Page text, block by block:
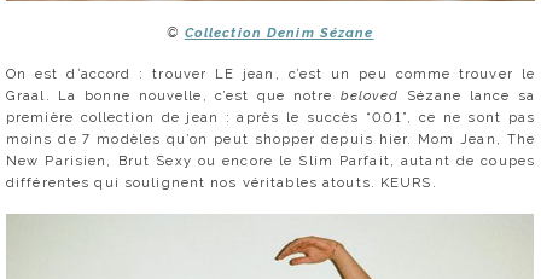
© Collection Denim Sézane
On est d’accord : trouver LE jean, c’est un peu comme trouver le
Graal. La bonne nouvelle, c’est que notre beloved Sézane lance sa
première collection de jean : après le succès “001”, ce ne sont pas
moins de 7 modèles qu’on peut shopper depuis hier. Mom Jean, The
New Parisien, Brut Sexy ou encore le Slim Parfait, autant de coupes
différentes qui soulignent nos véritables atouts. KEURS.